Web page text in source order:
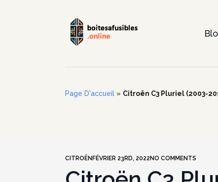
Page D'accueil » Citroën C3 Pluriel (2003-
CITROËN FÉVRIER 23RD, 2022 NO COMMENTS